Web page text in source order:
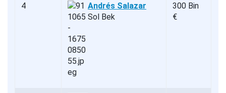
4
Andrés Salazar
Sol Bek
300 Bin
€